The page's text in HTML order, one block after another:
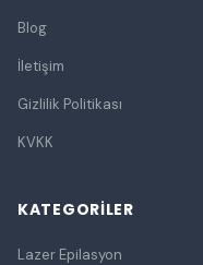
Blog
İletişim
Gizlilik Politikası
KVKK
KATEGORILER
Lazer Epilasyon